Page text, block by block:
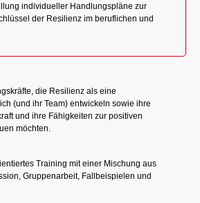
individueller Handlungspläne zur
der Resilienz im beruflichen und
die Resilienz als eine
(und ihr Team) entwickeln sowie ihre
und ihre Fähigkeiten zur positiven
möchten.
Training mit einer Mischung aus
Gruppenarbeit, Fallbeispielen und